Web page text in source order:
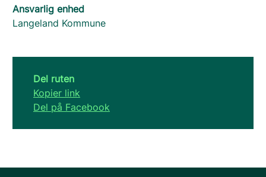
Ansvarlig enhed
Langeland Kommune
Del ruten
Kopier link
Del på Facebook